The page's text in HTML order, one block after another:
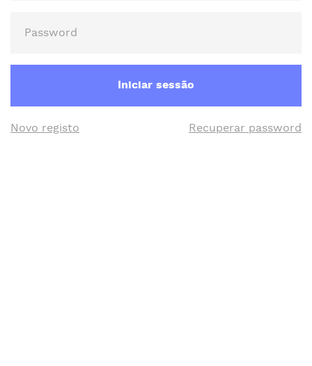
Iniciar sessão
Novo registo Recuperar password